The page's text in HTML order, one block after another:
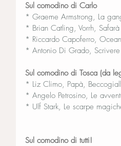
Sul comodino di Carlo
* Graeme Armstrong, La
* Brian Catling, Vorrh, Safarà
* Riccardo Capoferro,
* Antonio Di Grado,
Sul comodino di Tosca (da
* Liz Climo, Papà,
* Angelo Petrosino, Le
* Ulf Stark, Le scarpe
Sul comodino di tutti!